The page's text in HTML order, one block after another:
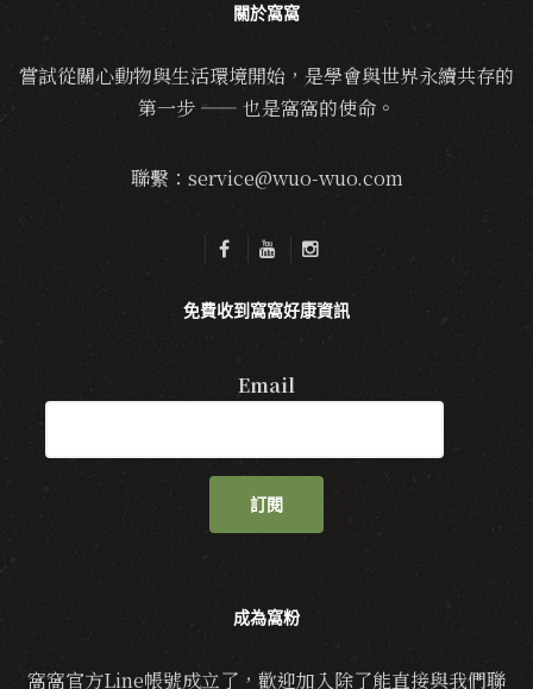
關於窩窩
嘗試從關心動物與生活環境開始，是學會與世界永續共存的
第一步 —— 也是窩窩的使命。
聯繫：service@wuo-wuo.com
免費收到窩窩好康資訊
Email
訂閱
成為窩粉
窩窩官方Line帳號成立了，歡迎加入除了能直接與我們聯